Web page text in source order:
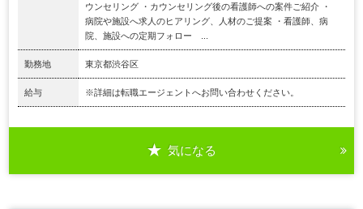
ウンセリング ・カウンセリング後の看護師への案件ご紹介 ・
病院や施設へ求人のヒアリング、人材のご提案 ・看護師、病
院、施設への定期フォロー ...
勤務地 東京都渋谷区
給与 ※詳細は転職エージェントへお問い合わせください。
気になる